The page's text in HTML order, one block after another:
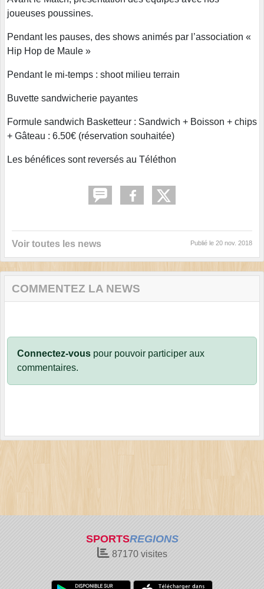
joueuses poussines.
Pendant les pauses, des shows animés par l’association «
Hip Hop de Maule »
Pendant le mi-temps : shoot milieu terrain
Buvette sandwicherie payantes
Formule sandwich Basketteur : Sandwich + Boisson + chips
+ Gâteau : 6.50€ (réservation souhaitée)
Les bénéfices sont reversés au Téléthon
Voir toutes les news Publié le 20 nov. 2018
COMMENTEZ LA NEWS
Connectez-vous pour pouvoir participer aux
commentaires.
SPORTSREGIONS
87170visites